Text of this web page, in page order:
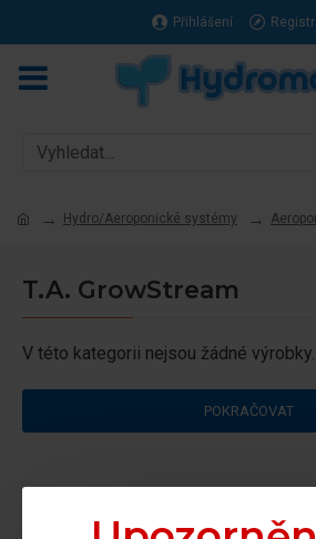
Přihlášení
Hydro/Aeroponické systémy
T.A. GrowStream
V této kategorii nejsou žádné výrobky.
POKRAČOVAT